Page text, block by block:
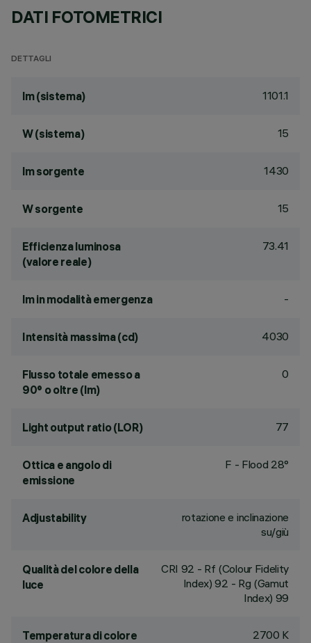
DATI FOTOMETRICI
DETTAGLI
lm (sistema) 1101.1
W (sistema) 15
lm sorgente 1430
W sorgente 15
Efficienza luminosa
(valore reale)
73.41
lm in modalità emergenza -
Intensità massima (cd) 4030
Flusso totale emesso a
90° o oltre (lm)
0
Light output ratio (LOR) 77
Ottica e angolo di
emissione
F - Flood 28°
Adjustability
rotazione e inclinazione
su/giù
Qualità del colore della
luce
CRI 92 - Rf (Colour Fidelity
Index) 92 - Rg (Gamut
Index) 99
Temperatura di colore 2700 K